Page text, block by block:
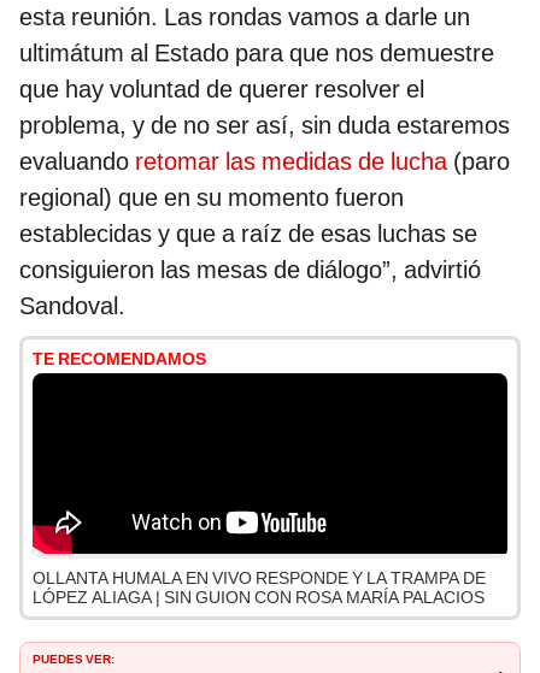
esta reunión. Las rondas vamos a darle un
ultimátum al Estado para que nos demuestre
que hay voluntad de querer resolver el
problema, y de no ser así, sin duda estaremos
evaluando retomar las medidas de lucha(paro
regional) que en su momento fueron
establecidas y que a raíz de esas luchas se
consiguieron las mesas de diálogo”, advirtió
Sandoval.
TE RECOMENDAMOS
OLLANTA HUMALA EN VIVO RESPONDE Y LA TRAMPA DE
LÓPEZ ALIAGA | SIN GUION CON ROSA MARÍA PALACIOS
PUEDES VER: